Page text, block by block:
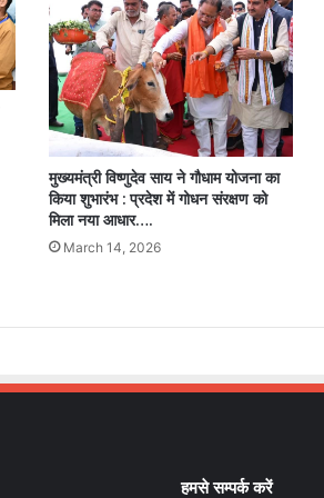
मुख्यमंत्री विष्णुदेव साय ने गौधाम योजना का
किया शुभारंभ : प्रदेश में गोधन संरक्षण को
मिला नया आधार….
March 14, 2026
हमसे सम्पर्क करें